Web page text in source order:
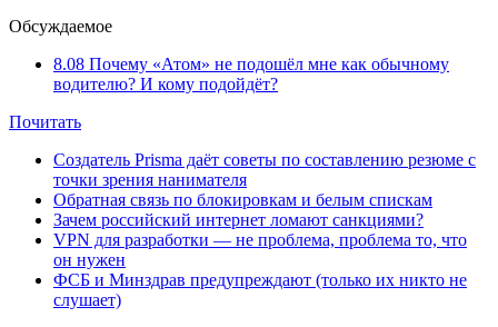
Обсуждаемое
8.08 Почему «Атом» не подошёл мне как обычному
водителю? И кому подойдёт?
Почитать
Создатель Prisma даёт советы по составлению резюме с
точки зрения нанимателя
Обратная связь по блокировкам и белым спискам
Зачем российский интернет ломают санкциями?
VPN для разработки — не проблема, проблема то, что
он нужен
ФСБ и Минздрав предупреждают (только их никто не
слушает)